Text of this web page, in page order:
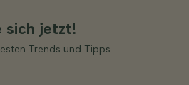
sich jetzt!
Trends und Tipps.